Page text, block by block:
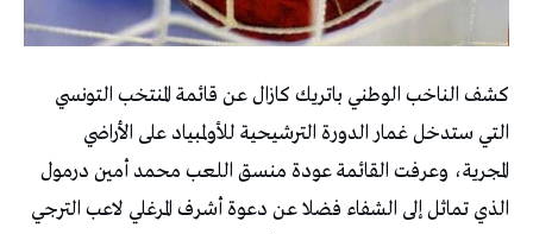
كشف الناخب الوطني باتريك كازال عن قائمة المنتخب التونسي
التي ستدخل غمار الدورة الترشيحية للأولمبياد على الأراضي
المجرية، وعرفت القائمة عودة منسق اللعب محمد أمين درمول
الذي تماثل إلى الشفاء فضلا عن دعوة أشرف المرغلي لاعب الترجي